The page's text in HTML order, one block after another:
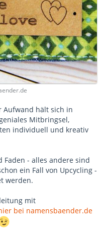
Aufwand hält sich in
Mitbringsel,
individuell und kreativ
- alles andere sind
ein Fall von Upcycling -
werden.
mit
bei namensbaender.de